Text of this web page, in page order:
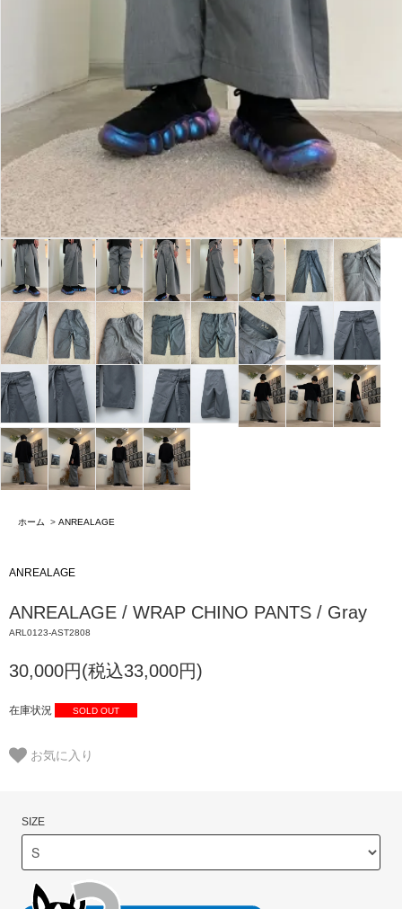
ホーム > ANREALAGE
ANREALAGE
ANREALAGE / WRAP CHINO PANTS / Gray
ARL0123-AST2808
30,000円(税込33,000円)
在庫状況 SOLD OUT
お気に入り
SIZE